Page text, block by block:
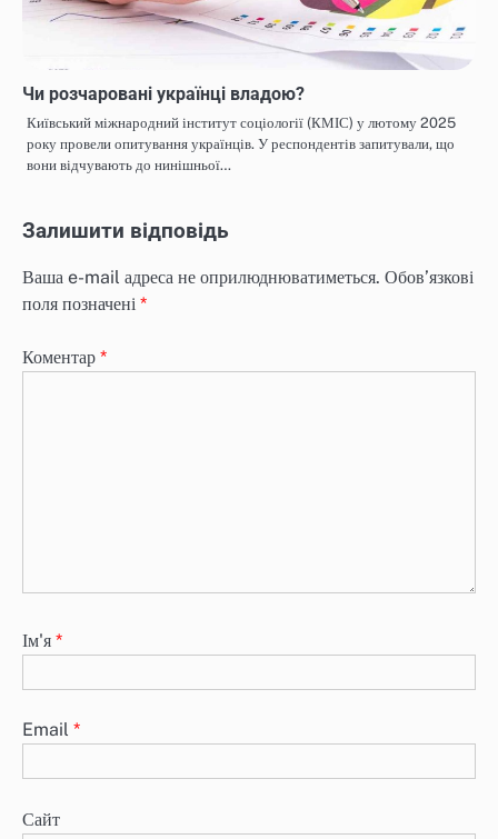
Чи розчаровані українці владою?
Київський міжнародний інститут соціології (КМІС) у лютому 2025
року провели опитування українців. У респондентів запитували, що
вони відчувають до нинішньої…
Залишити відповідь
Ваша e-mail адреса не оприлюднюватиметься. Обов’язкові
поля позначені *
Коментар *
Ім'я *
Email *
Сайт